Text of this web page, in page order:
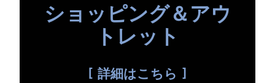
ショッピング＆アウ
トレット
詳細はこちら